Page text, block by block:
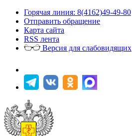
Горячая линия: 8(4162)49-49-80
Отправить обращение
Карта сайта
RSS лента
Версия для слабовидящих